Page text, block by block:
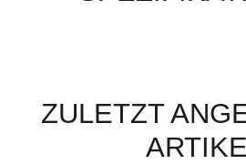
ZULETZT